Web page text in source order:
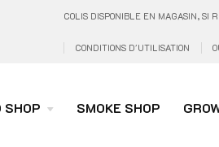
COLIS DISPONIBLE EN MAGASIN, SI
CONDITIONS D'UTILISATION
SHOP SMOKE SHOP